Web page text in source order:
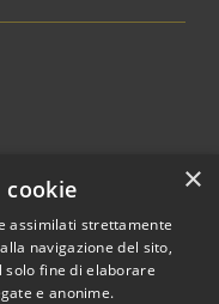
×
assimilati strettamente
navigazione del sito,
solo fine di elaborare
e anonime.